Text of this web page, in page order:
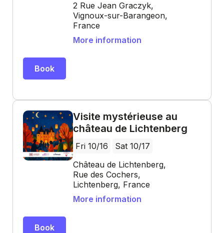
2 Rue Jean Graczyk,
Vignoux-sur-Barangeon,
France
More information
Book
Visite mystérieuse au
château de Lichtenberg
Fri 10/16
Sat 10/17
Château de Lichtenberg,
Rue des Cochers,
Lichtenberg, France
More information
Book